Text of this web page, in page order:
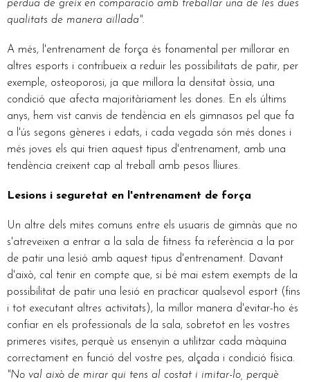
pèrdua de greix en comparació amb treballar una de les dues
qualitats de manera aïllada".
A més, l'entrenament de força és fonamental per millorar en
altres esports i contribueix a reduir les possibilitats de patir, per
exemple, osteoporosi, ja que millora la densitat òssia, una
condició que afecta majoritàriament les dones. En els últims
anys, hem vist canvis de tendència en els gimnasos pel que fa
a l'ús segons gèneres i edats, i cada vegada són més dones i
més joves els qui trien aquest tipus d'entrenament, amb una
tendència creixent cap al treball amb pesos lliures.
Lesions i seguretat en l'entrenament de força
Un altre dels mites comuns entre els usuaris de gimnàs que no
s'atreveixen a entrar a la sala de fitness fa referència a la por
de patir una lesió amb aquest tipus d'entrenament. Davant
d'això, cal tenir en compte que, si bé mai estem exempts de la
possibilitat de patir una lesió en practicar qualsevol esport (fins
i tot executant altres activitats), la millor manera d'evitar-ho és
confiar en els professionals de la sala, sobretot en les vostres
primeres visites, perquè us ensenyin a utilitzar cada màquina
correctament en funció del vostre pes, alçada i condició física.
"No val això de mirar qui tens al costat i imitar-lo, perquè